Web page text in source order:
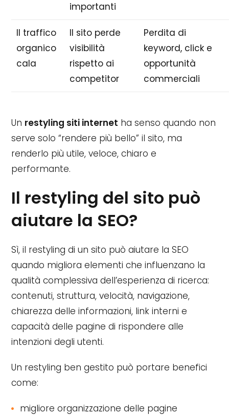
importanti
Il traffico
organico
cala
Il sito perde
visibilità
rispetto ai
competitor
Perdita di
keyword, click e
opportunità
commerciali
Un restyling siti internet ha senso quando non
serve solo “rendere più bello” il sito, ma
renderlo più utile, veloce, chiaro e
performante.
Il restyling del sito può
aiutare la SEO?
Sì, il restyling di un sito può aiutare la SEO
quando migliora elementi che influenzano la
qualità complessiva dell’esperienza di ricerca:
contenuti, struttura, velocità, navigazione,
chiarezza delle informazioni, link interni e
capacità delle pagine di rispondere alle
intenzioni degli utenti.
Un restyling ben gestito può portare benefici
come:
migliore organizzazione delle pagine